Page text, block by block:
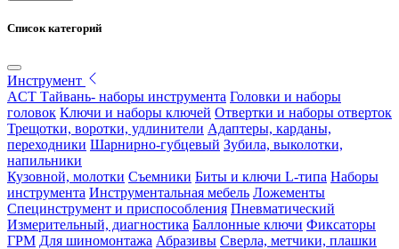
Список категорий
Инструмент
ACT Тайвань- наборы инструмента Головки и наборы
головок Ключи и наборы ключей Отвертки и наборы отверток
Трещотки, воротки, удлинители Адаптеры, карданы,
переходники Шарнирно-губцевый Зубила, выколотки,
напильники
Кузовной, молотки Съемники Биты и ключи L-типа Наборы
инструмента Инструментальная мебель Ложементы
Специнструмент и приспособления Пневматический
Измерительный, диагностика Баллонные ключи Фиксаторы
ГРМ Для шиномонтажа Абразивы Сверла, метчики, плашки